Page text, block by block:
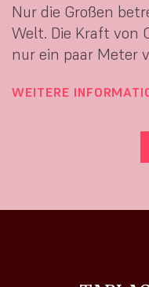
Nur die Großen
Welt. Die Kraft von
nur ein paar Meter
WEITERE